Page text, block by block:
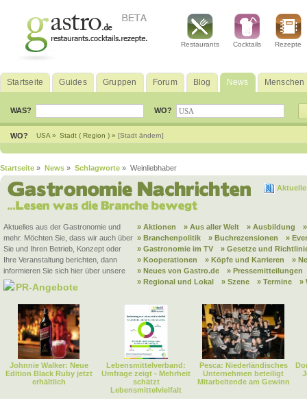
Restaurants Cocktails Rezepte
Startseite Guides Gruppen Forum Blog News Menschen
WAS? WO?
WO? USA » Stadt ( Region ) » [Stadt ändern]
Startseite » News » Schlagworte » Weinliebhaber
Aktuelles aus der Gastronomie und
mehr. Möchten Sie, dass wir auch über
Sie und Ihren Betrieb, Konzept oder
Ihre Veranstaltung berichten, dann
informieren Sie sich hier über unsere
PR-Angebote
» Aktionen » Aus aller Welt » Ausbildung
» Branchenpolitik
» Buchrezensionen
»
» Gastronomie im TV
» Gesetze und
» Kooperationen
» Köpfe und Karrieren
»
» Neues von Gastro.de
» Pressemitteilungen
» Regional und Lokal
» Szene » Termine »
Johnnie Walker: Neue
Edition Black Ruby jetzt
erhältlich
Lebensmittelverband:
Umfrage zeigt - Mehrheit
schätzt
Lebensmittelvielfalt
Pesca: Niederländisches
Unternehmen beteiligt
Mitarbeitende am Gewinn